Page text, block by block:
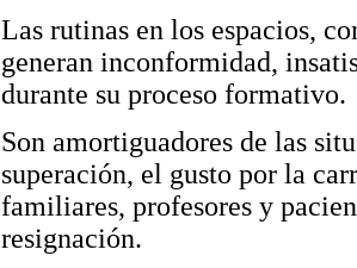
Las rutinas en los espacios,
generan inconformidad,
durante su proceso formativo.
Son amortiguadores de las
superación, el gusto por la
familiares, profesores y
resignación.